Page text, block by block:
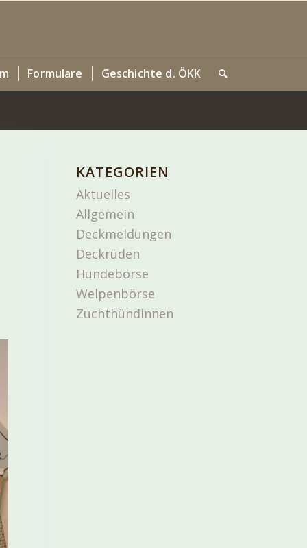
Formulare Geschichte d. ÖKK
KATEGORIEN
Aktuelles
Allgemein
Deckmeldungen
Deckrüden
Hundebörse
Welpenbörse
Zuchthündinnen